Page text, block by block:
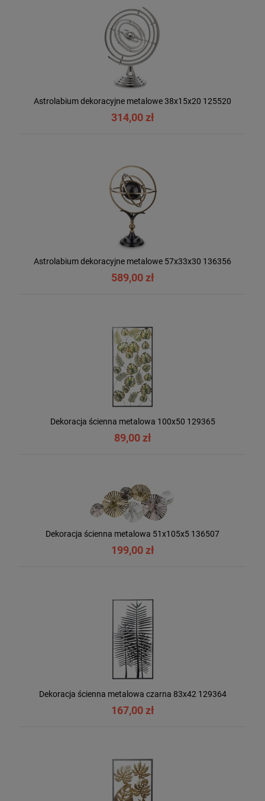
Astrolabium dekoracyjne metalowe 38x15x20 125520
314,00 zł
Astrolabium dekoracyjne metalowe 57x33x30 136356
589,00 zł
Dekoracja ścienna metalowa 100x50 129365
89,00 zł
Dekoracja ścienna metalowa 51x105x5 136507
199,00 zł
Dekoracja ścienna metalowa czarna 83x42 129364
167,00 zł